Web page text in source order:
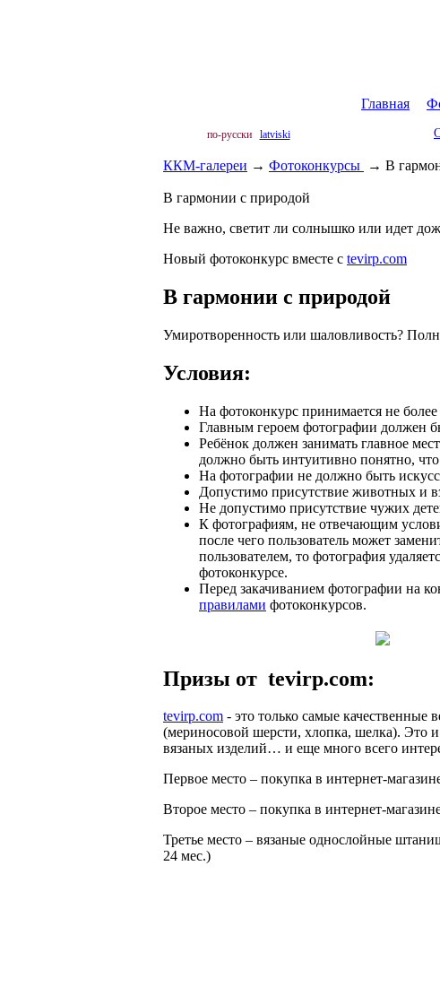
Главная
по-русски latviski
ККМ-галереи → Фотоконкурсы → В
В гармонии с природой
Не важно, светит ли солнышко или идет
Новый фотоконкурс вместе с tevirp.com
В гармонии с природой
Умиротворенность или шаловливость?
Условия:
На фотоконкурс принимается не
Главным героем фотографии должен
Ребёнок должен занимать главное
должно быть интуитивно понятно,
На фотографии не должно быть
Допустимо присутствие животных и
Не допустимо присутствие чужих
К фотографиям, не отвечающим
после чего пользователь может
пользователем, то фотография
фотоконкурсе.
Перед закачиванием фотографии на
правилами фотоконкурсов.
Призы от tevirp.com:
tevirp.com - это только самые качественные
(мериносовой шерсти, хлопка, шелка). Это
вязаных изделий… и еще много всего
Первое место – покупка в интернет-
Второе место – покупка в интернет-
Третье место – вязаные однослойные
24 мес.)